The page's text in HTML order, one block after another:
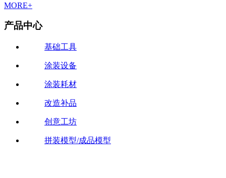
MORE+
产品中心
基础工具
涂装设备
涂装耗材
改造补品
创意工坊
拼装模型/成品模型